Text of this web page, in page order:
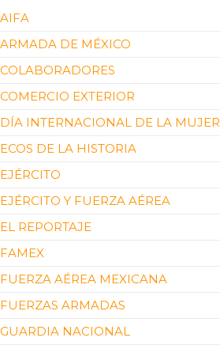
AIFA
ARMADA DE MÉXICO
COLABORADORES
COMERCIO EXTERIOR
DÍA INTERNACIONAL DE LA MUJER
ECOS DE LA HISTORIA
EJÉRCITO
EJÉRCITO Y FUERZA AÉREA
EL REPORTAJE
FAMEX
FUERZA AÉREA MEXICANA
FUERZAS ARMADAS
GUARDIA NACIONAL